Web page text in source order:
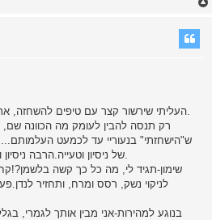
רק תנסה להבין לעומק מה הכוונה שם,
ש"הישחזתי" בנעוריי עד לכמעט העלמותם...
שימון-תגיד לי, מה כל כך קשה בלשמן?!קח
לניקוי נשק, רסס ומרח, ותחזיר
בנוגע למהירות-אני מבין אותך לגמרי,